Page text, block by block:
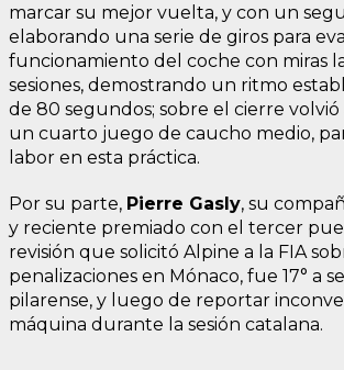
marcar su mejor vuelta, y con un
elaborando una serie de giros para
funcionamiento del coche con miras
sesiones, demostrando un ritmo
de 80 segundos; sobre el cierre
un cuarto juego de caucho medio,
labor en esta práctica.
Por su parte, Pierre Gasly, su
y reciente premiado con el tercer
revisión que solicitó Alpine a la FIA
penalizaciones en Mónaco, fue 17° a
pilarense, y luego de reportar
máquina durante la sesión catalana.